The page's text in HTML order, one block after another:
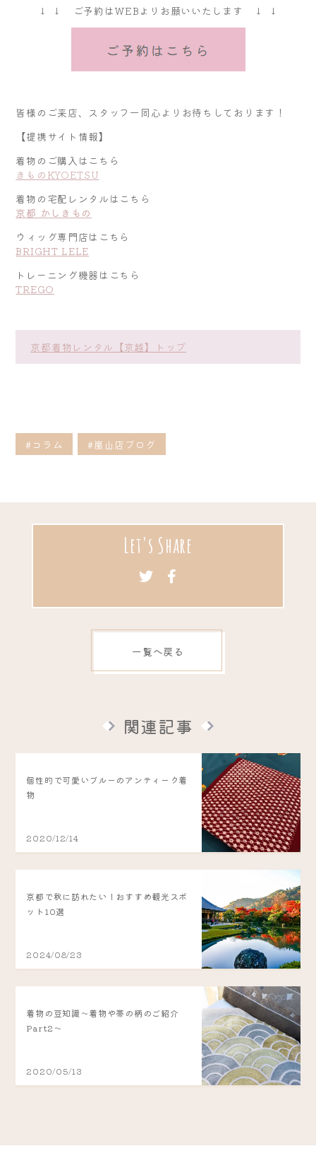
↓ ↓ ご予約はWEBよりお願いいたします ↓ ↓
皆様のご来店、スタッフ一同心よりお待ちしております！
【提携サイト情報】
着物のご購入はこちら
きものKYOETSU
着物の宅配レンタルはこちら
京都 かしきもの
ウィッグ専門店はこちら
BRIGHT LELE
トレーニング機器はこちら
TREGO
京都着物レンタル【京越】トップ
#コラム #嵐山店ブログ
Let's Share
一覧へ戻る
関連記事
個性的で可愛いブルーのアンティーク着
物
2020/12/14
京都で秋に訪れたい！おすすめ観光スポ
ット10選
2024/08/23
着物の豆知識～着物や帯の柄のご紹介
Part2～
2020/05/13